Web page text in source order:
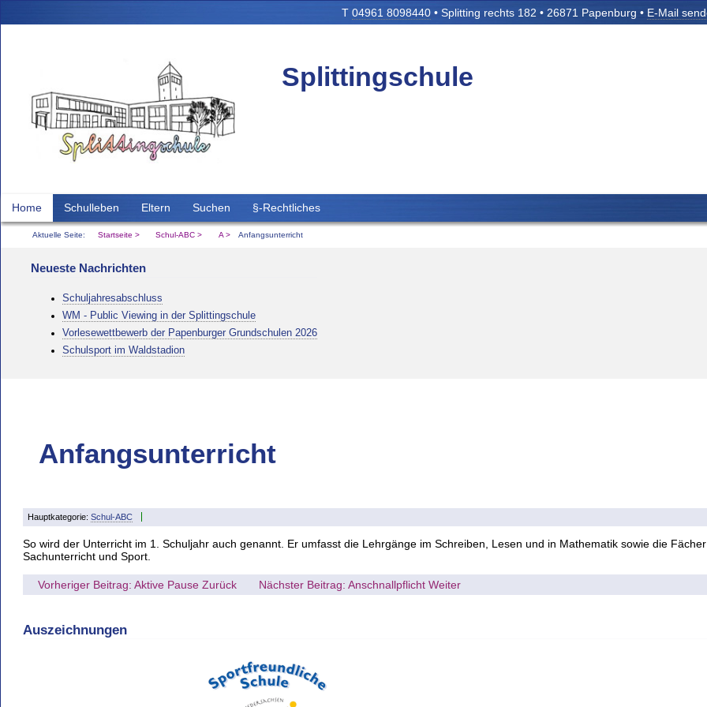
T 04961 8098440 • Splitting rechts 182 • 26871 Papenburg • E-Mail
Splittingschule
Home Schulleben Eltern Suchen §-Rechtliches
Aktuelle Seite: Startseite Schul-ABC A Anfangsunterricht
Neueste Nachrichten
Schuljahresabschluss
WM - Public Viewing in der Splittingschule
Vorlesewettbewerb der Papenburger Grundschulen 2026
Schulsport im Waldstadion
Anfangsunterricht
Hauptkategorie: Schul-ABC
So wird der Unterricht im 1. Schuljahr auch genannt. Er umfasst die Lehrgänge im Schreiben, Lesen und in Mathematik sowie die
Sachunterricht und Sport.
Vorheriger Beitrag: Aktive Pause Zurück Nächster Beitrag: Anschnallpflicht Weiter
Auszeichnungen